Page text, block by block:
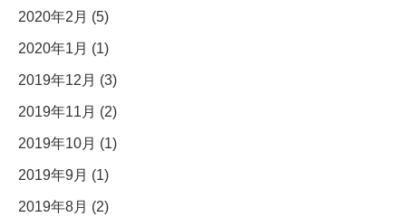
2020年2月 (5)
2020年1月 (1)
2019年12月 (3)
2019年11月 (2)
2019年10月 (1)
2019年9月 (1)
2019年8月 (2)